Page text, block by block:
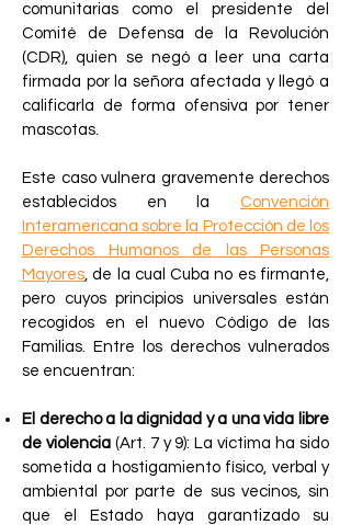
comunitarias como el presidente del
Comité de Defensa de la Revolución
(CDR), quien se negó a leer una carta
firmada por la señora afectada y llegó a
calificarla de forma ofensiva por tener
mascotas.
Este caso vulnera gravemente derechos
establecidos en la Convención
Interamericana sobre la Protección de los
Derechos Humanos de las Personas
Mayores, de la cual Cuba no es firmante,
pero cuyos principios universales están
recogidos en el nuevo Código de las
Familias. Entre los derechos vulnerados
se encuentran:
El derecho a la dignidad y a una vida libre
de violencia (Art. 7 y 9): La víctima ha sido
sometida a hostigamiento físico, verbal y
ambiental por parte de sus vecinos, sin
que el Estado haya garantizado su